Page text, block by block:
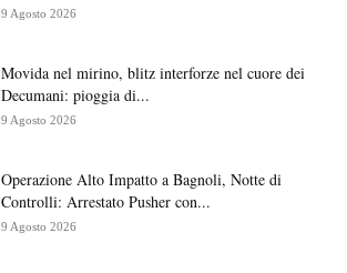
9 Agosto 2026
Movida nel mirino, blitz interforze nel cuore dei
Decumani: pioggia di...
9 Agosto 2026
Operazione Alto Impatto a Bagnoli, Notte di
Controlli: Arrestato Pusher con...
9 Agosto 2026